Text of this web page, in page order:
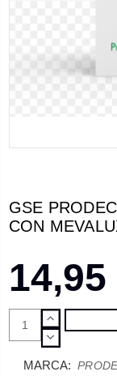
GSE
CON
14,95
AUMENTAR
CANTIDAD:
DISMINUIR
MARCA: